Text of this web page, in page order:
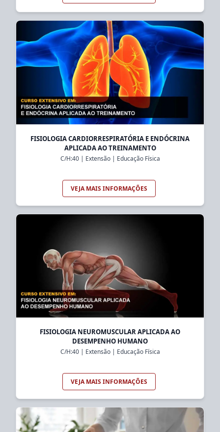
FISIOLOGIA CARDIORRESPIRATÓRIA E ENDÓCRINA
APLICADA AO TREINAMENTO
C/H:40| Extensão| Educação Física
VEJA MAIS INFORMAÇÕES
FISIOLOGIA NEUROMUSCULAR APLICADA AO
DESEMPENHO HUMANO
C/H:40| Extensão| Educação Física
VEJA MAIS INFORMAÇÕES